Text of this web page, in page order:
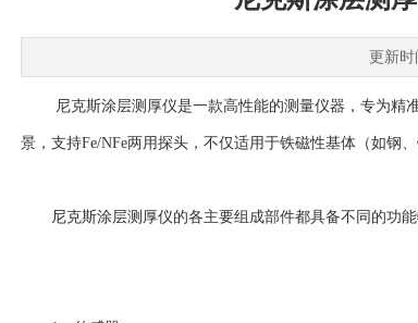
更新
尼克斯涂层测厚仪是一款高性能的测量仪器，专为精准
景，支持Fe/NFe两用探头，不仅适用于铁磁性基体（如钢
尼克斯涂层测厚仪的各主要组成部件都具备不同的功